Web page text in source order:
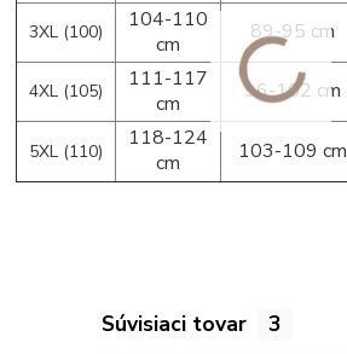
3XL (100)
104-110
cm
89-95 cm
4XL (105)
111-117
cm
96-102 cm
5XL (110)
118-124
cm
103-109 cm
Súvisiaci tovar 3